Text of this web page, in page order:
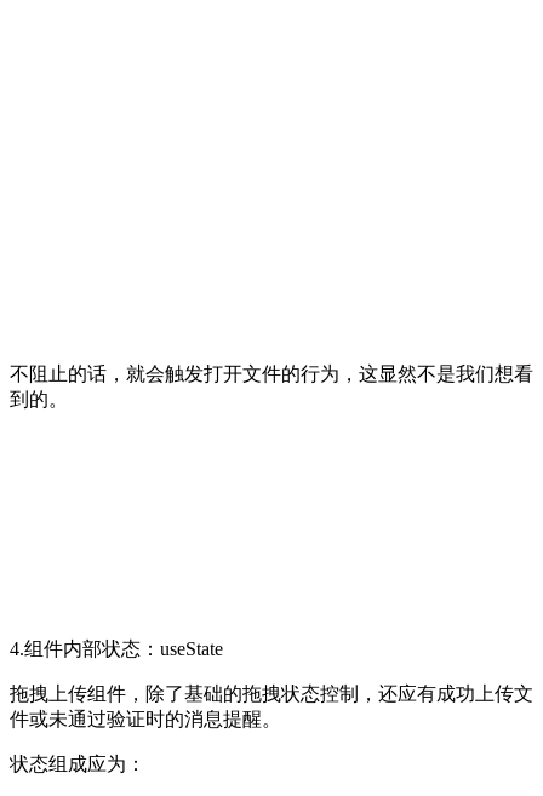
不阻止的话，就会触发打开文件的行为，这显然不是我们想看
到的。
4.组件内部状态：useState
拖拽上传组件，除了基础的拖拽状态控制，还应有成功上传文
件或未通过验证时的消息提醒。
状态组成应为：